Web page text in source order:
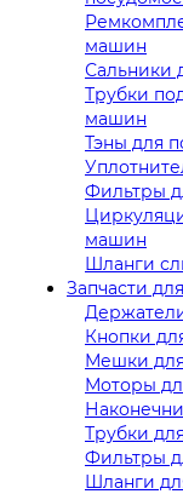
машин
Сальники
Трубки
машин
Тэны для
Фильтры
машин
Шланги
Запчасти
Кнопки
Мешки
Моторы
Трубки
Фильтры
Шланги